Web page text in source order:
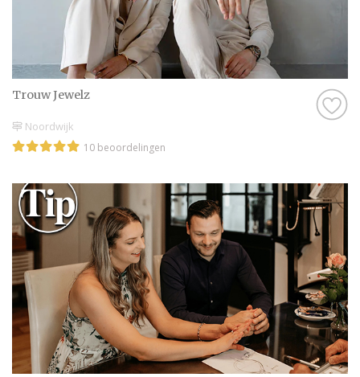
Trouw Jewelz
Noordwijk
10 beoordelingen